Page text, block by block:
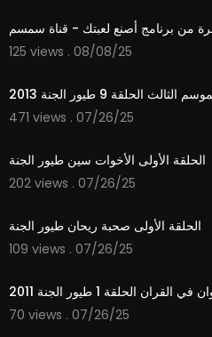
من برنامج أصنع لعبتك - قناة سمسم
125 views . 08/08/25
الحلقة 9 طيور الجنة 2013
471 views . 07/26/25
الحلقة الأولى الأخوات سين طيور الجنة
202 views . 07/26/25
الحلقة الأولى صحبة ريحان طيور الجنة
109 views . 07/26/25
الحلقة 1 طيور الجنة 2011
70 views . 07/26/25